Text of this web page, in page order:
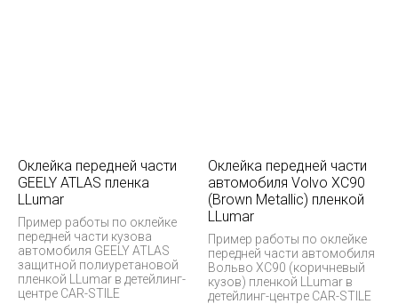
Оклейка передней части
GEELY ATLAS пленка
LLumar
Пример работы по оклейке
передней части кузова
автомобиля GEELY ATLAS
защитной полиуретановой
пленкой LLumar в детейлинг-
центре CAR-STILE
Оклейка передней части
автомобиля Volvo XC90
(Brown Metallic) пленкой
LLumar
Пример работы по оклейке
передней части автомобиля
Вольво XC90 (коричневый
кузов) пленкой LLumar в
детейлинг-центре CAR-STILE